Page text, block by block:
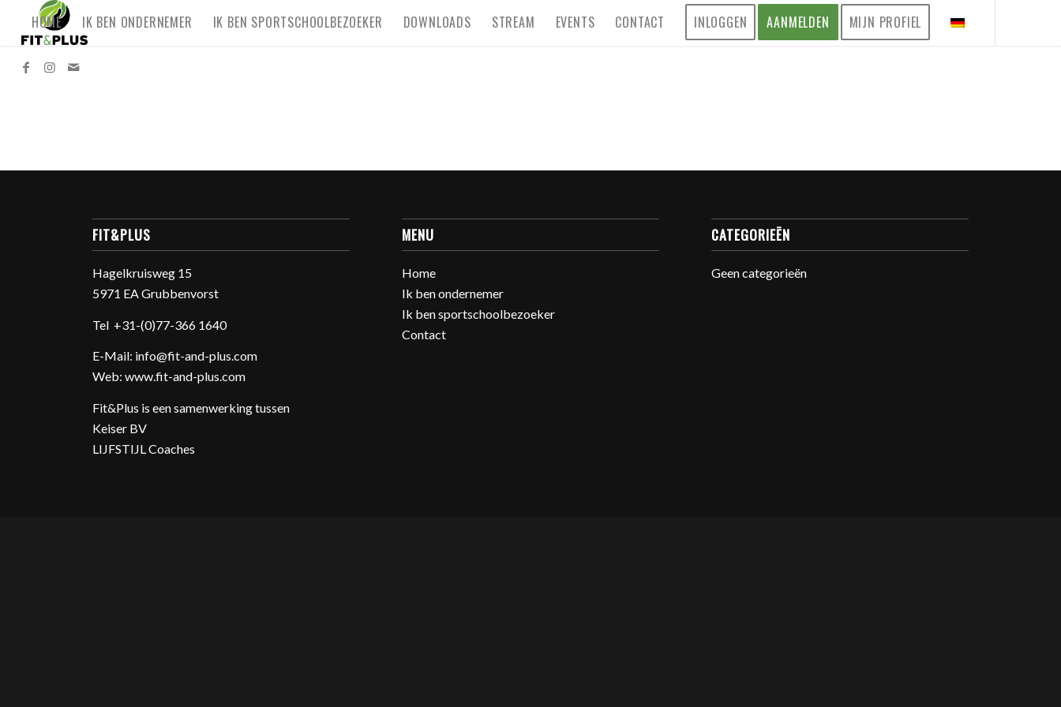
HOME IK BEN ONDERNEMER IK BEN SPORTSCHOOLBEZOEKER DOWNLOADS STREAM EVENTS CONTACT INLOGGEN AANMELDEN MIJN PROFIEL
FIT&PLUS
Hagelkruisweg 15
5971 EA Grubbenvorst
Tel +31-(0)77-366 1640
E-Mail: info@fit-and-plus.com
Web:www.fit-and-plus.com
Fit&Plus is een samenwerking tussen
Keiser BV
LIJFSTIJL Coaches
MENU
Home
Ik ben ondernemer
Ik ben sportschoolbezoeker
Contact
CATEGORIEËN
Geen categorieën